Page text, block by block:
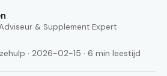
& Supplement Expert
· 2026-02-15 · 6 min leestijd